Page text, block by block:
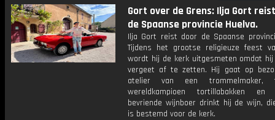
Gort over de Grens: Ilja Gort
de Spaanse provincie Huelva.
Ilja Gort reist door de Spaanse
Tijdens het grootse religieuze feest
wordt hij de kerk uitgesmeten omdat
vergeet af te zetten. Hij gaat op
atelier van een
wereldkampioen tortillabakken
bevriende wijnboer drinkt hij de wijn,
is bestemd voor de kerk.